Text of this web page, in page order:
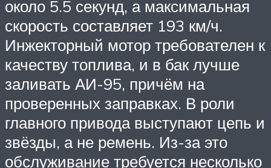
около 5.5 секунд, а максимальная
скорость составляет 193 км/ч.
Инжекторный мотор требователен к
качеству топлива, и в бак лучше
заливать АИ-95, причём на
проверенных заправках. В роли
главного привода выступают цепь и
звёзды, а не ремень. Из-за это
обслуживание требуется несколько